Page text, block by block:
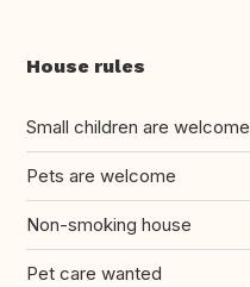
House rules
Small children are welcome
Pets are welcome
Non-smoking house
Pet care wanted